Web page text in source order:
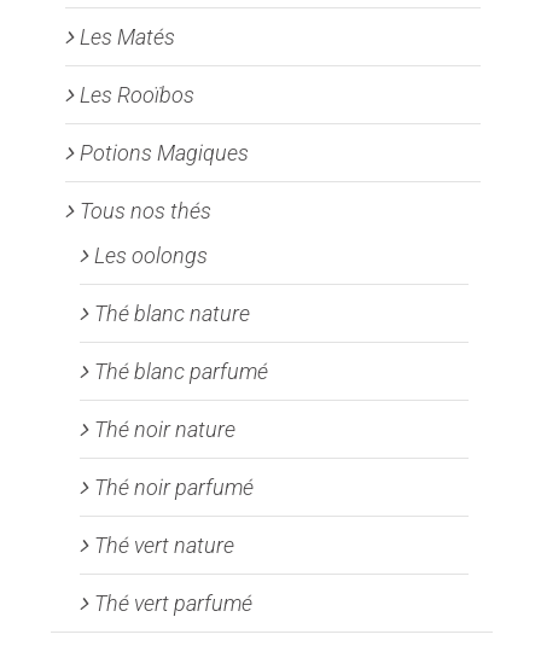
Les Matés
Les Rooïbos
Potions Magiques
Tous nos thés
Les oolongs
Thé blanc nature
Thé blanc parfumé
Thé noir nature
Thé noir parfumé
Thé vert nature
Thé vert parfumé